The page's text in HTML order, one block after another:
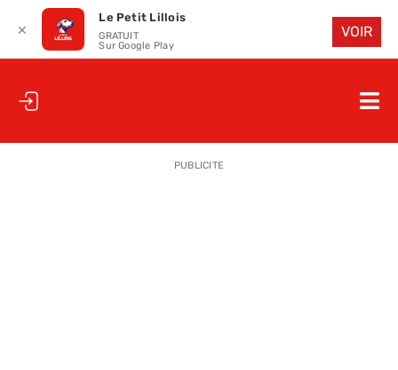
à
PUBLICITE
✕
Le Petit Lillois
GRATUIT
Sur Google Play
VOIR